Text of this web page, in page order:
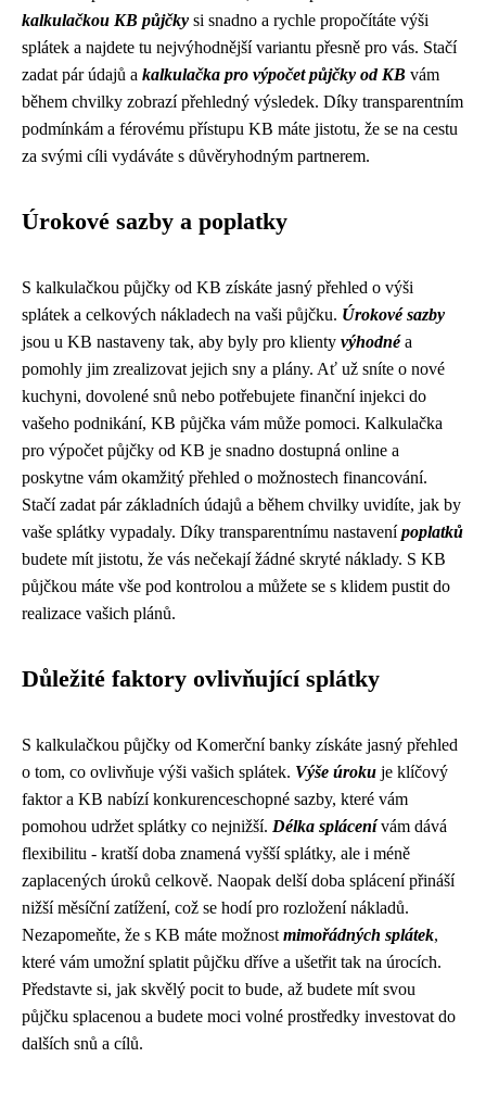
kalkulačkou KB půjčky si snadno a rychle propočítáte výši
splátek a najdete tu nejvýhodnější variantu přesně pro vás. Stačí
zadat pár údajů a kalkulačka pro výpočet půjčky od KB vám
během chvilky zobrazí přehledný výsledek. Díky transparentním
podmínkám a férovému přístupu KB máte jistotu, že se na cestu
za svými cíli vydáváte s důvěryhodným partnerem.
Úrokové sazby a poplatky
S kalkulačkou půjčky od KB získáte jasný přehled o výši
splátek a celkových nákladech na vaši půjčku. Úrokové sazby
jsou u KB nastaveny tak, aby byly pro klienty výhodnéa
pomohly jim zrealizovat jejich sny a plány. Ať už sníte o nové
kuchyni, dovolené snů nebo potřebujete finanční injekci do
vašeho podnikání, KB půjčka vám může pomoci. Kalkulačka
pro výpočet půjčky od KB je snadno dostupná online a
poskytne vám okamžitý přehled o možnostech financování.
Stačí zadat pár základních údajů a během chvilky uvidíte, jak by
vaše splátky vypadaly. Díky transparentnímu nastavenípoplatků
budete mít jistotu, že vás nečekají žádné skryté náklady. S KB
půjčkou máte vše pod kontrolou a můžete se s klidem pustit do
realizace vašich plánů.
Důležité faktory ovlivňující splátky
S kalkulačkou půjčky od Komerční banky získáte jasný přehled
o tom, co ovlivňuje výši vašich splátek. Výše úroku je klíčový
faktor a KB nabízí konkurenceschopné sazby, které vám
pomohou udržet splátky co nejnižší. Délka splácenívám dává
flexibilitu - kratší doba znamená vyšší splátky, ale i méně
zaplacených úroků celkově. Naopak delší doba splácení přináší
nižší měsíční zatížení, což se hodí pro rozložení nákladů.
Nezapomeňte, že s KB máte možnost mimořádných splátek,
které vám umožní splatit půjčku dříve a ušetřit tak na úrocích.
Představte si, jak skvělý pocit to bude, až budete mít svou
půjčku splacenou a budete moci volné prostředky investovat do
dalších snů a cílů.